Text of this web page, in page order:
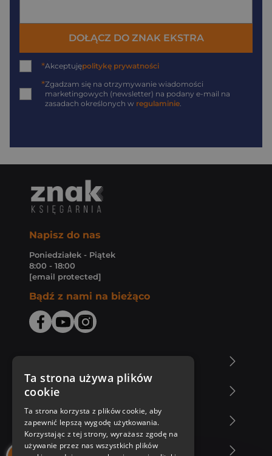
DOŁĄCZ DO ZNAK EKSTRA
*Akceptujępolitykę prywatności
*Zgadzam się na otrzymywanie wiadomości
marketingowych (newsletter) na podany e-mail na
zasadach określonych w regulaminie
Napisz do nas
Poniedziałek - Piątek
8:00 - 18:00
[email protected]
Bądź z nami na bieżąco
Zakupy u nas
Nasza oferta
Nasi autorzy
Ta strona używa plików
cookie
Ta strona korzysta z plików cookie, aby
zapewnić lepszą wygodę użytkowania.
Korzystając z tej strony, wyrażasz zgodę na
używanie przez nas wszystkich plików